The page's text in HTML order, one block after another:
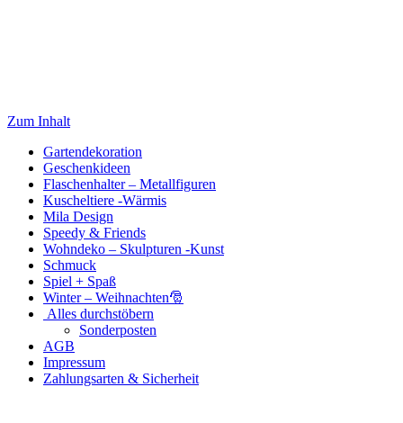
Zum Inhalt
Gartendekoration
Geschenkideen
Flaschenhalter – Metallfiguren
Kuscheltiere -Wärmis
Mila Design
Speedy & Friends
Wohndeko – Skulpturen -Kunst
Schmuck
Spiel + Spaß
Winter – Weihnachten🎅
Alles durchstöbern
Sonderposten
AGB
Impressum
Zahlungsarten & Sicherheit